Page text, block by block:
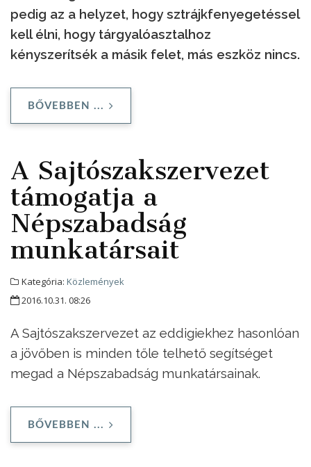
pedig az a helyzet, hogy sztrájkfenyegetéssel
kell élni, hogy tárgyalóasztalhoz
kényszerítsék a másik felet, más eszköz nincs.
BŐVEBBEN ...
A Sajtószakszervezet
támogatja a
Népszabadság
munkatársait
Kategória: Közlemények
2016.10.31. 08:26
A Sajtószakszervezet az eddigiekhez hasonlóan
a jövőben is minden tőle telhető segítséget
megad a Népszabadság munkatársainak.
BŐVEBBEN ...